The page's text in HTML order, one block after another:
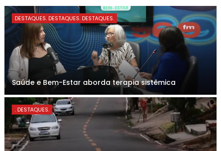
DESTAQUES. DESTAQUES. DESTAQUES.
Saúde e Bem-Estar aborda terapia sistêmica
. DESTAQUES.